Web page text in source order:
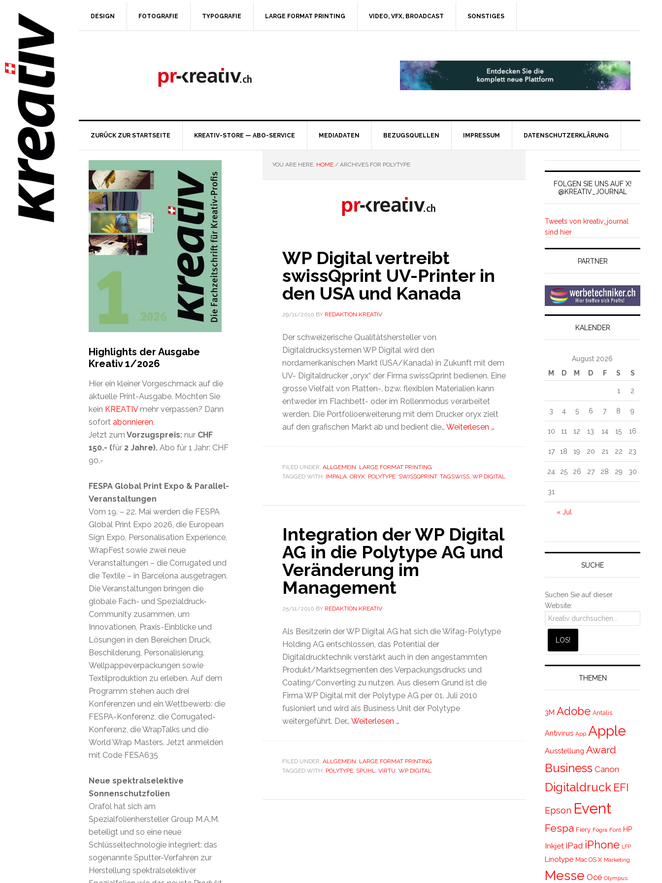
DESIGN FOTOGRAFIE TYPOGRAFIE LARGE FORMAT PRINTING VIDEO, VFX, BROADCAST SONSTIGES
ZURÜCK ZUR STARTSEITE KREATIV-STORE — ABO-SERVICE MEDIADATEN BEZUGSQUELLEN IMPRESSUM DATENSCHUTZERKLÄRUNG
YOU ARE HERE: HOME /ARCHIVES FOR POLYTYPE
WP Digital vertreibt
swissQprint UV-Printer in
den USA und Kanada
29/11/2010 BY REDAKTION KREATIV
Der schweizerische Qualitätshersteller von
Digitaldrucksystemen WP Digital wird den
nordamerikanischen Markt (USA/Kanada) in Zukunft mit dem
UV- Digitaldrucker „oryx“ der Firma swissQprint bedienen. Eine
grosse Vielfalt von Platten-, bzw. flexiblen Materialien kann
entweder im Flachbett- oder im Rollenmodus verarbeitet
werden. Die Portfolioerweiterung mit dem Drucker oryx zielt
auf den grafischen Markt ab und bedient die… Weiterlesen …
FILED UNDER: ALLGEMEIN, LARGE FORMAT PRINTING
TAGGED WITH: IMPALA, ORYX, POLYTYPE, SWISSQPRINT, TAGSWISS, WP DIGITAL
Integration der WP Digital
AG in die Polytype AG und
Veränderung im
Management
25/11/2010 BY REDAKTION KREATIV
Als Besitzerin der WP Digital AG hat sich die Wifag-Polytype
Holding AG entschlossen, das Potential der
Digitaldrucktechnik verstärkt auch in den angestammten
Produkt/Marktsegmenten des Verpackungsdrucks und
Coating/Converting zu nutzen. Aus diesem Grund ist die
Firma WP Digital mit der Polytype AG per 01. Juli 2010
fusioniert und wird als Business Unit der Polytype
weitergeführt. Der… Weiterlesen …
FILED UNDER: ALLGEMEIN, LARGE FORMAT PRINTING
TAGGED WITH: POLYTYPE, SPÜHL, VIRTU, WP DIGITAL
FOLGEN SIE UNS AUF X!
@KREATIV_JOURNAL
Tweets von kreativ_journal
sind hier
PARTNER
KALENDER
August 2026
M
D M D F S S
« Jul
1 2
3 4 5 6 7 8 9
10 11 12 13 14 15 16
17 18 19 20 21 22 23
24 25 26 27 28 29 30
31
SUCHE
Suchen Sie auf dieser
Website:
THEMEN
3M Adobe Antalis
Antivirus App Apple
Ausstellung Award
Business Canon
Digitaldruck EFI
Epson Event
Fespa Fiery Fogra Font HP
Inkjet iPad iPhone LFP
Linotype Mac OS X Marketing
Messe Océ Olympus
Highlights der Ausgabe
Kreativ 1/2026
Hier ein kleiner Vorgeschmack auf die
aktuelle Print-Ausgabe. Möchten Sie
kein KREATIVmehr verpassen? Dann
sofort abonnieren.
Jetzt zum Vorzugspreis: nur CHF
150.- (für 2 Jahre). Abo für 1 Jahr: CHF
90.-
FESPA Global Print Expo & Parallel-
Veranstaltungen
Vom 19. – 22. Mai werden die FESPA
Global Print Expo 2026, die European
Sign Expo, Personalisation Experience,
WrapFest sowie zwei neue
Veranstaltungen – die Corrugated und
die Textile – in Barcelona ausgetragen.
Die Veranstaltungen bringen die
globale Fach- und Spezialdruck-
Community zusammen, um
Innovationen, Praxis-Einblicke und
Lösungen in den Bereichen Druck,
Beschilderung, Personalisierung,
Wellpappeverpackungen sowie
Textilproduktion zu erleben. Auf dem
Programm stehen auch drei
Konferenzen und ein Wettbewerb: die
FESPA-Konferenz, die Corrugated-
Konferenz, die WrapTalks und die
World Wrap Masters. Jetzt anmelden
mit Code FESA635
Neue spektralselektive
Sonnenschutzfolien
Orafol hat sich am
Spezialfolienhersteller Group M.A.M.
beteiligt und so eine neue
Schlüsseltechnologie integriert: das
sogenannte Sputter-Verfahren zur
Herstellung spektralselektiver